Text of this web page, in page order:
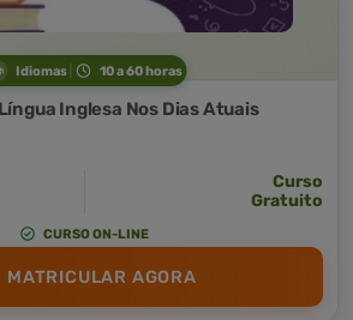
Idiomas 10 a 60 horas
Inglesa Nos Dias Atuais
Curso
Gratuito
CURSO ON-LINE
MATRICULAR AGORA